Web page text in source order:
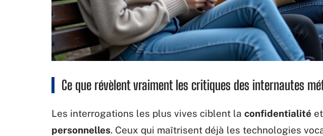
Ce que révèlent vraiment les critiques des internautes
Les interrogations les plus vives ciblent la confidentialité
personnelles. Ceux qui maîtrisent déjà les technologies